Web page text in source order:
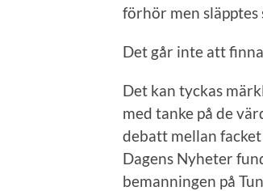
förhör men släpptes
Det går inte att
Det kan tyckas
med tanke på de
debatt mellan
Dagens Nyheter
bemanningen på